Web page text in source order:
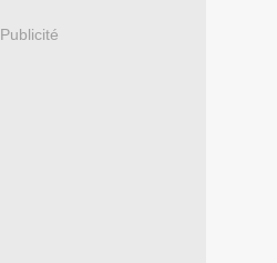
Publicité